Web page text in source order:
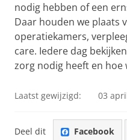
nodig hebben of een
Daar houden we plaats
operatiekamers,
care. Iedere dag
zorg nodig heeft en hoe
Laatst gewijzigd: 03
Deel dit Facebook